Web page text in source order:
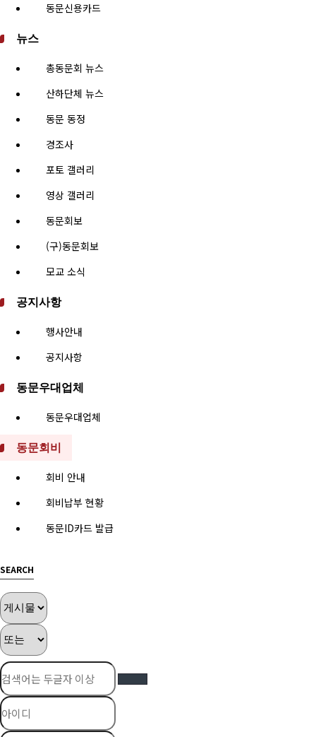
동문신용카드
뉴스
총동문회 뉴스
산하단체 뉴스
동문 동정
경조사
포토 갤러리
영상 갤러리
동문회보
(구)동문회보
모교 소식
공지사항
행사안내
공지사항
동문우대업체
동문우대업체
동문회비
회비 안내
회비납부 현황
동문ID카드 발급
SEARCH